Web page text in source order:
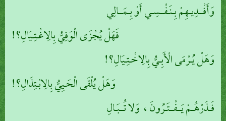
وَأَفْــدِيـهِمْ بِـنَـفْــسِـي أَوْ بِـمَــالِي
فَهَلْ يُجْزَى الْوَفِيُّ بِالِاغْـتِـيَالِ؟!
وَهَلْ يُـرْمَى الْأَبِـيُّ بِالِاخْـتِـيَالِ؟!
وَهَلْ يُلْقَى الْحَـيِيُّ بِالِابْـتِذَالِ؟!
فَـذَرْهُـمْ يَــفْــتَـرُونَ ، وَلا تُــبَـالِ